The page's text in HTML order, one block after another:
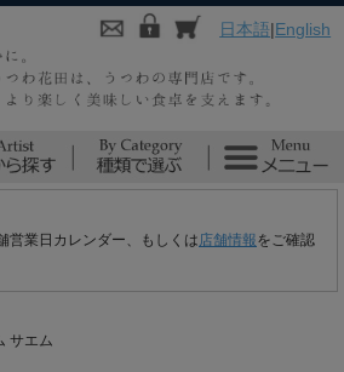
日本語|English
業日カレンダー、もしくは 店舗情報をご確認
サエム